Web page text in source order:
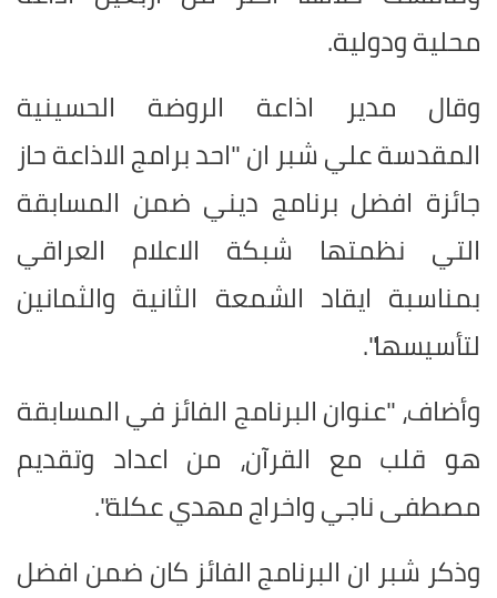
محلية ودولية.
وقال مدير اذاعة الروضة الحسينية
المقدسة علي شبر ان "احد برامج الاذاعة حاز
جائزة افضل برنامج ديني ضمن المسابقة
التي نظمتها شبكة الاعلام العراقي
بمناسبة ايقاد الشمعة الثانية والثمانين
لتأسيسها".
وأضاف، "عنوان البرنامج الفائز في المسابقة
هو قلب مع القرآن، من اعداد وتقديم
مصطفى ناجي واخراج مهدي عكلة".
وذكر شبر ان البرنامج الفائز كان ضمن افضل